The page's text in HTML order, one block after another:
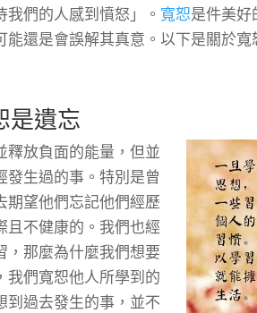
們的人感到憤怒」。 寬恕是件美好
還是會誤解其真意。以下是關於寬
是遺忘
釋放負面的能量，但並
發生過的事。特別是曾
期望他們忘記他們經歷
且不健康的。我們也經
，那麼為什麼我們想要
我們寬恕他人所學到的
到過去發生的事，並不